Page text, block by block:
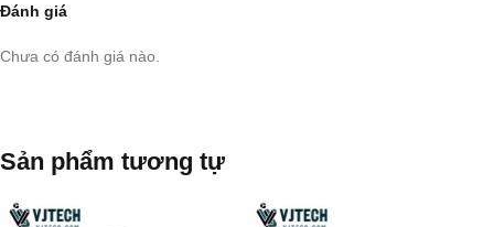
Đánh giá
Chưa có đánh giá nào.
Sản phẩm tương tự